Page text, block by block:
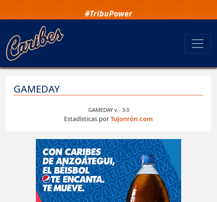
#TribuPower
GAMEDAY
GAMEDAY v.- 3.0
Estadísticas porTuJonrón.com